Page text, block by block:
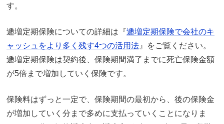
す。
逓増定期保険についての詳細は『逓増定期保険で会社のキ
ャッシュをより多く残す4つの活用法 』をご覧ください。
逓増定期保険は契約後、保険期間満了までに死亡保険金額
が5倍まで増加していく保険です。
保険料はずっと一定で、保険期間の最初から、後の保険金
が増加していく分まで多めに支払っていくことになりま